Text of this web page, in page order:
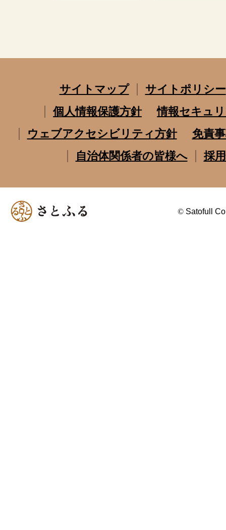
サイトマップ
サイトポリシー
個人情報保護方針
情報セキュ
ウェブアクセシビリティ方針
免責
自治体関係者の皆様へ
採
© Satofull